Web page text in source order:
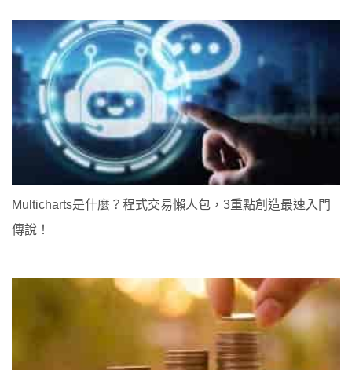
Multicharts是什麼？程式交易懶人包，3重點創造最速入門
傳說！